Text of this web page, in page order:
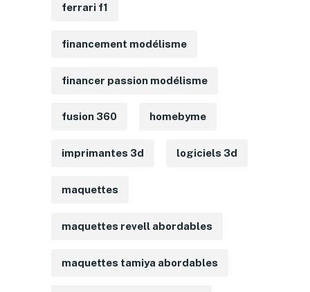
ferrari f1
financement modélisme
financer passion modélisme
fusion 360 homebyme
imprimantes 3d logiciels 3d
maquettes
maquettes revell abordables
maquettes tamiya abordables